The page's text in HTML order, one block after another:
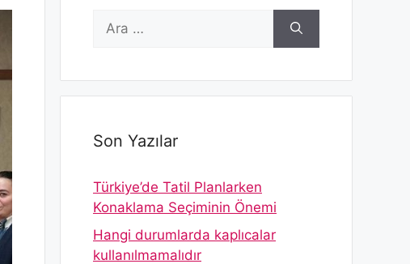
için
Son Yazılar
Türkiye’de Tatil Planlarken
Konaklama Seçiminin Önemi
Hangi durumlarda kaplıcalar
kullanılmamalıdır